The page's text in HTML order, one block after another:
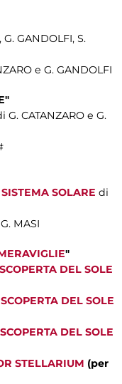
G. GANDOLFI, S.
e G. GANDOLFI
G. CATANZARO e G.
SOLARE di
MASI
"
DEL SOLE
DEL SOLE
DEL SOLE
STELLARIUM (per